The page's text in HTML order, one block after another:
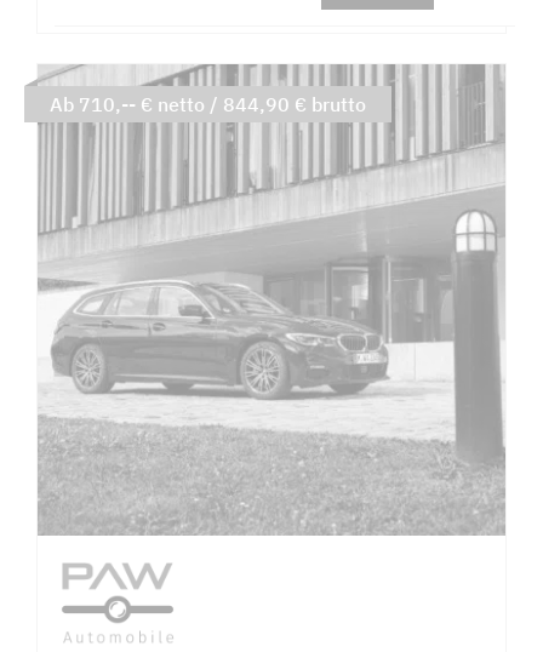
Ab 710,-- € netto / 844,90 € brutto